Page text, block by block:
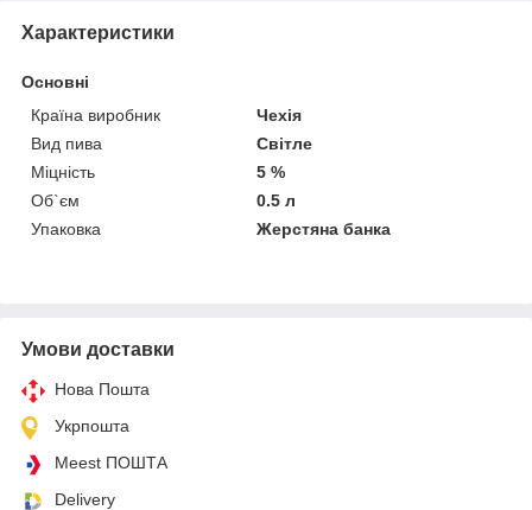
Характеристики
Основні
Країна виробник
Чехія
Вид пива
Світле
Міцність
5 %
Об`єм
0.5 л
Упаковка
Жерстяна банка
Умови доставки
Нова Пошта
Укрпошта
Meest ПОШТА
Delivery